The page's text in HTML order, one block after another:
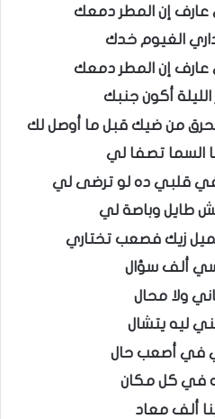
عارف إن المطر دمعك
الغيوم خدك
عارف إن المطر دمعك
الليلة أكون جنبك
من ضيك قبل ما أوصل لك
السما تصفا لي
في قلبي ده لو ترضى لي
طايل وباصة لي
زيك فصعب تختاري
ألف سؤال
ولا محال
ليه يتشال
في أصعب حال
في كل مكان
ألف معاد